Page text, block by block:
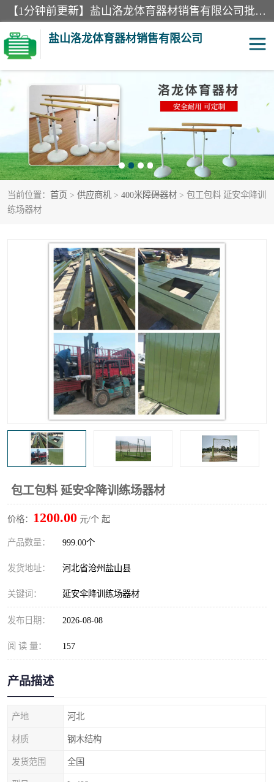
【1分钟前更新】盐山洛龙体育器材销售有限公司批量供应：300米障碍器材、400米障碍器材、部队训练器材、双杠、体操垫、舞蹈把杆等产品。盐山洛龙体育器材销售有限公司经过多年的发展，集研发，生产，销售，售后服务为一体. 奉行“质量，信誉，服务”的宗旨，以开拓创新的精神和真诚守信的态度积极进取。
盐山洛龙体育器材销售有限公司
当前位置： 首页 > 供应商机 > 400米障碍器材 > 包工包料 延安伞降训
练场器材
包工包料 延安伞降训练场器材
价格： 1200.00 元/个 起
产品数量： 999.00个
发货地址： 河北省沧州盐山县
关键词： 延安伞降训练场器材
发布日期： 2026-08-08
阅 读 量： 157
产品描述
产地 河北
材质 钢木结构
发货范围 全国
单双杠 舞蹈把杆
400米障碍器材 体操垫
300米障碍器材 攀爬架
塑胶跑道 400米障碍器材1